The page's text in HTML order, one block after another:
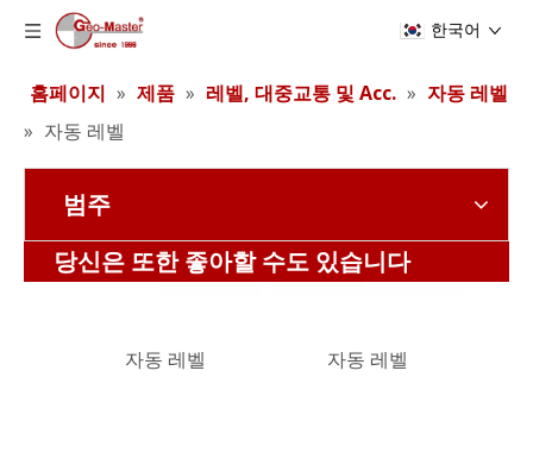
한국어
홈페이지 » 제품 » 레벨, 대중교통 및 Acc. » 자동 레벨
» 자동 레벨
범주
당신은 또한 좋아할 수도 있습니다